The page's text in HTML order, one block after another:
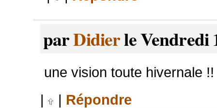
parDidierle Vendredi
une vision toute hivernale
|
| Répondre